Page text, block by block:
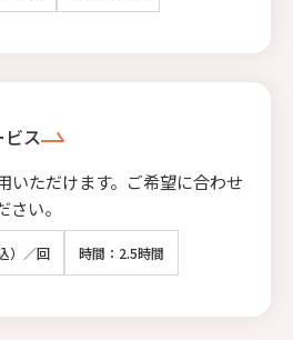
ス
いただけます。ご希望に合わせ
い。
）／回 時間：2.5時間